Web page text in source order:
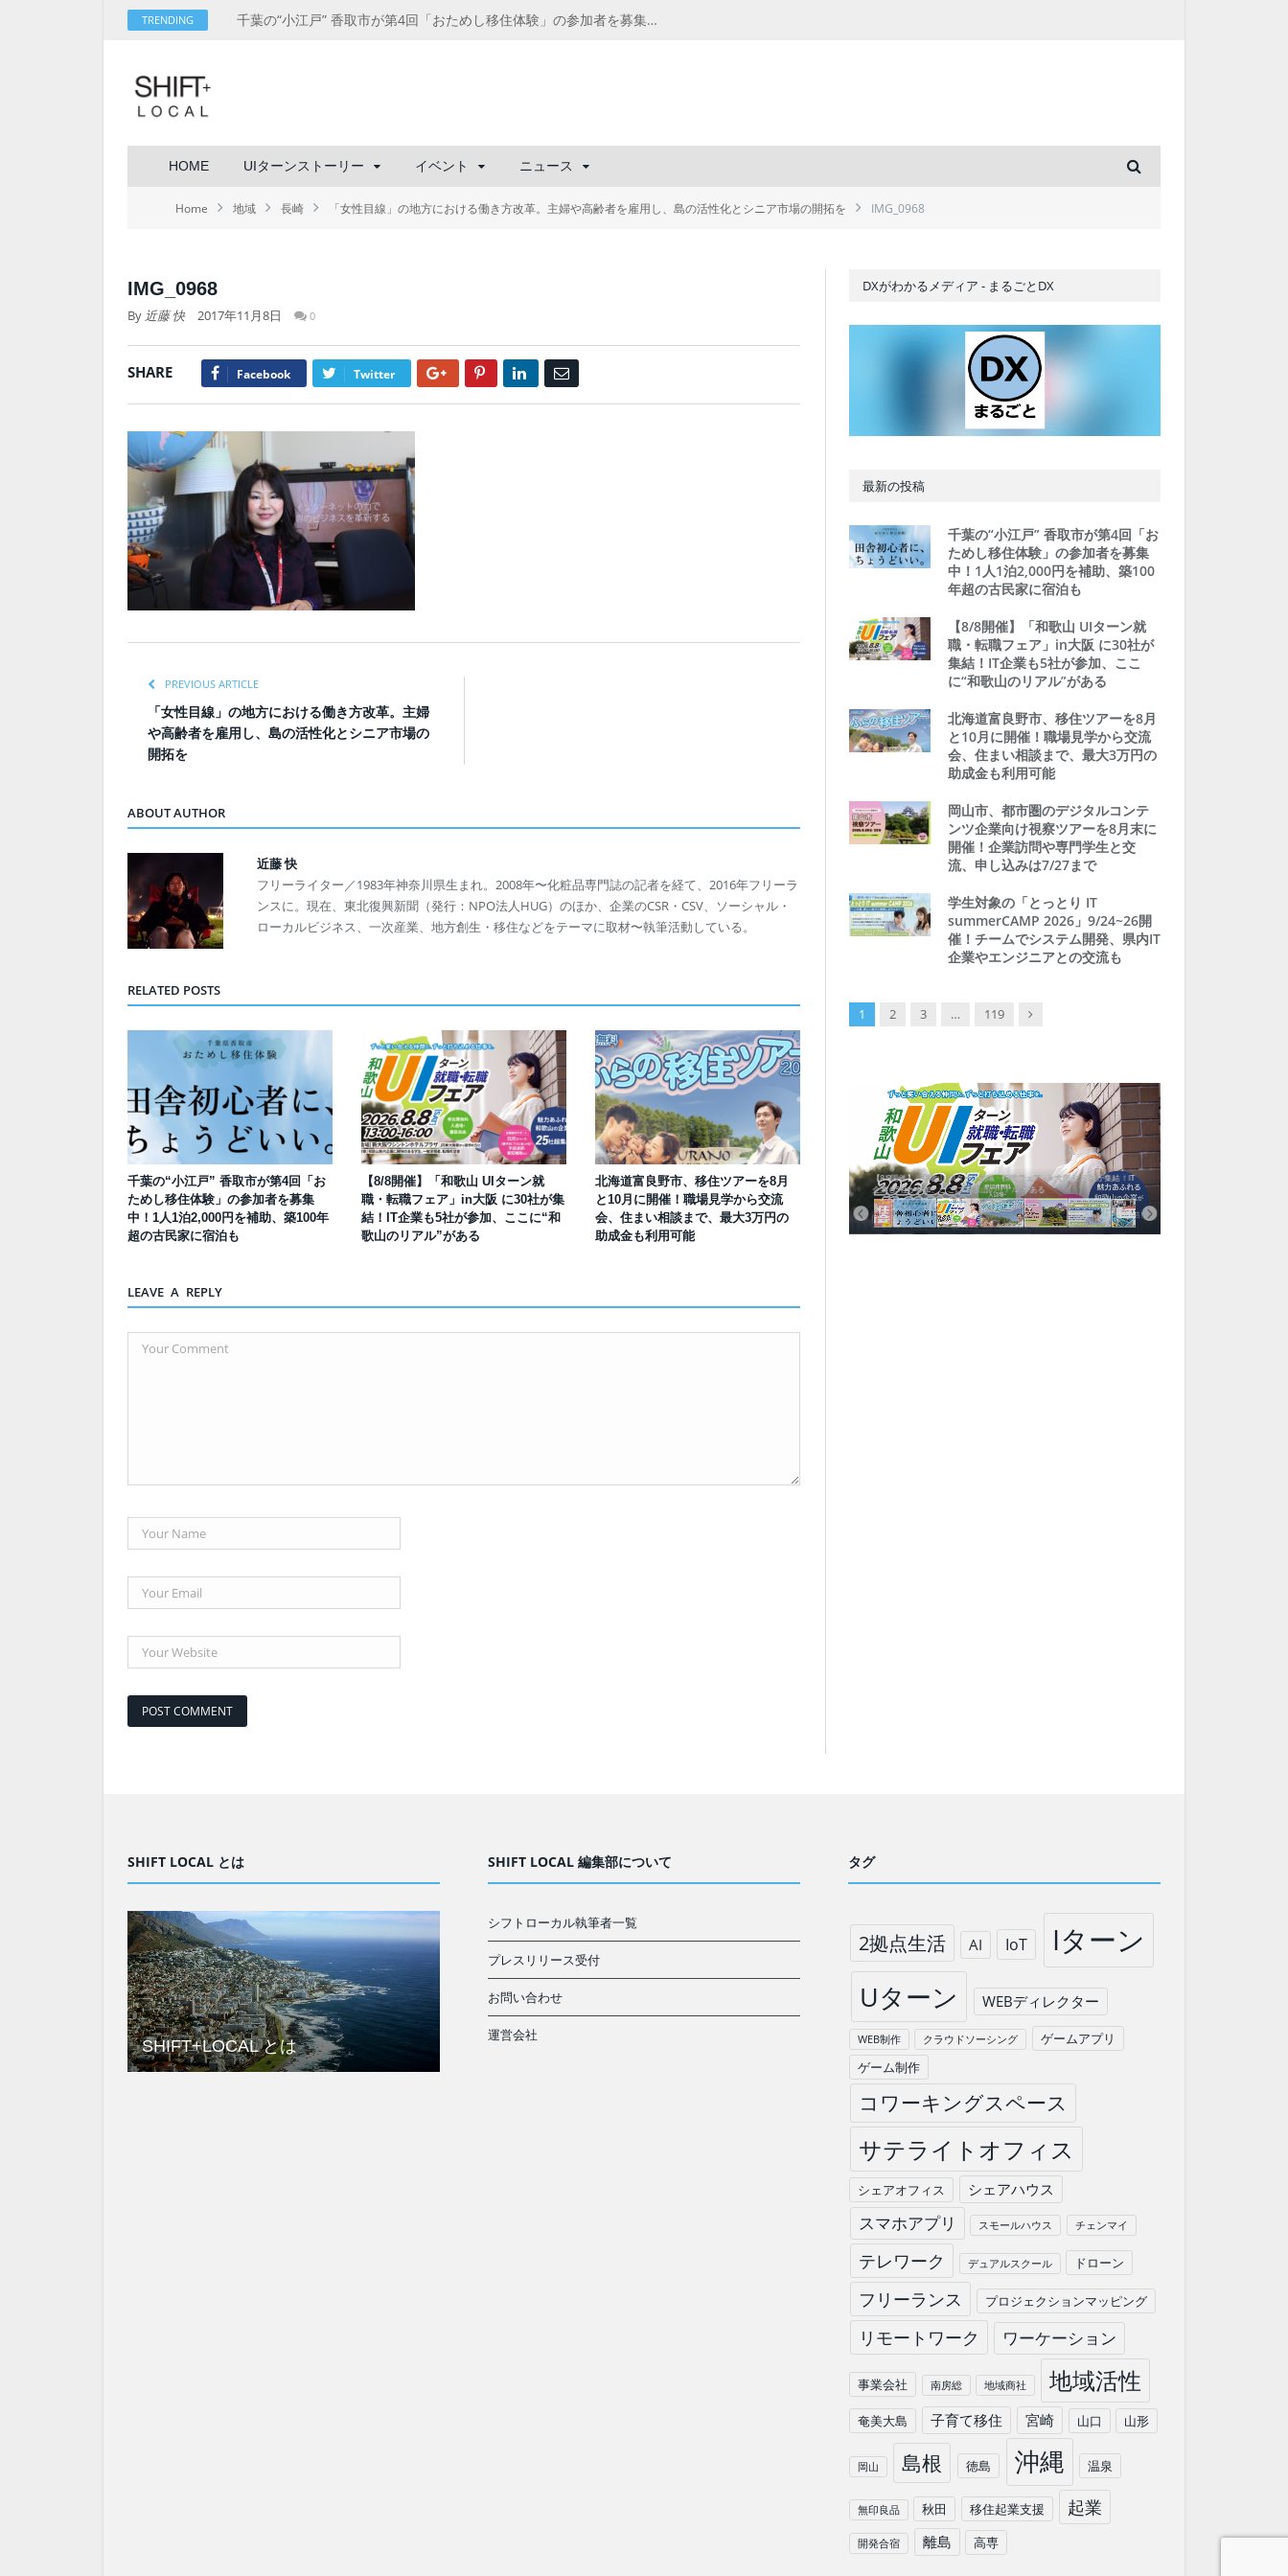
TRENDING 千葉の“小江戸” 香取市が第4回「おためし移住体験」の参加者を募集中！1人1泊2,000円を補助、築100年超の古民家に宿泊も
HOME UIターンストーリー イベント ニュース
Home 地域 長崎 「女性目線」の地方における働き方改革。主婦や高齢者を雇用し、島の活性化とシニア市場の開拓を IMG_0968
IMG_0968
By 近藤 快 2017年11月8日 0
SHARE Facebook Twitter Google+ Pinterest LinkedIn
PREVIOUS ARTICLE
「女性目線」の地方における働き方改革。主婦
や高齢者を雇用し、島の活性化とシニア市場の
開拓を
ABOUT AUTHOR
近藤 快
フリーライター／1983年神奈川県生まれ。2008年〜化粧品専門誌の記者を経て、2016年フリーラ
ンスに。現在、東北復興新聞（発行：NPO法人HUG）のほか、企業のCSR・CSV、ソーシャル・
ローカルビジネス、一次産業、地方創生・移住などをテーマに取材〜執筆活動している。
RELATED POSTS
千葉の“小江戸” 香取市が第4回「お
ためし移住体験」の参加者を募集
中！1人1泊2,000円を補助、築100年
超の古民家に宿泊も
【8/8開催】「和歌山 UIターン就
職・転職フェア」in大阪 に30社が集
結！IT企業も5社が参加、ここに“和
歌山のリアル”がある
北海道富良野市、移住ツアーを8月
と10月に開催！職場見学から交流
会、住まい相談まで、最大3万円の
助成金も利用可能
LEAVE A REPLY
DXがわかるメディア - まるごとDX
最新の投稿
千葉の“小江戸” 香取市が第4回「お
ためし移住体験」の参加者を募集
中！1人1泊2,000円を補助、築100
年超の古民家に宿泊も
【8/8開催】「和歌山 UIターン就
職・転職フェア」in大阪 に30社が
集結！IT企業も5社が参加、ここ
に“和歌山のリアル”がある
北海道富良野市、移住ツアーを8月
と10月に開催！職場見学から交流
会、住まい相談まで、最大3万円の
助成金も利用可能
岡山市、都市圏のデジタルコンテ
ンツ企業向け視察ツアーを8月末に
開催！企業訪問や専門学生と交
流、申し込みは7/27まで
学生対象の「とっとり IT
summerCAMP 2026」9/24~26開
催！チームでシステム開発、県内IT
企業やエンジニアとの交流も
1 2 3 … 119 Next
千葉の“小江戸” 香取市が第4回「おためし移住体験」の参加者を募集中！1
人1泊2,000円を補助、築100年超の古民家に宿泊も
【8/8開催】「和歌山 UIターン就職・転職フェア」in大阪 に30社が集結！IT
企業も5社が参加、ここに“和歌山のリアル”がある
岡山市、都市圏のデジタルコンテンツ企業向け視察ツアーを8月末に開催！
企業訪問や専門学生と交流、申し込みは7/27まで
学生対象の「とっとり IT summerCAMP 2026」9/24~26開催！チームでシ
ステム開発、県内IT企業やエンジニアとの交流も
利用者の45％・100人超が移住！奈良市お試し移住制度、宿のオーナーがナ
ビゲートする新サービス「まち案内」が追加
愛知県西尾市、定住移住サイト「にし推し暮らし」を開設！転出者やファミ
リー層に魅力を発信、データや支援制度も充実
【6/27開催】参加無料！いしかわUIターン大相談会 in大阪 自治体・支援団
体に加え、能美市のソフトウェア開発会社も参戦
【6/20開催】「札幌UIターン就職フェアin東京」に優良企業28社が集結！エ
ンジニア募集のソフトウェア開発企業も複数参加
【6/13開催】島根県内18市町村、IT転職支援機関が大阪に集う移住相談会！
6/6には“人間関係”をテーマにオンラインツアー
SHIFT LOCAL とは
SHIFT+LOCAL とは
SHIFT LOCAL 編集部について
シフトローカル執筆者一覧
プレスリリース受付
お問い合わせ
運営会社
タグ
2拠点生活 AI IoT Iターン
Uターン WEBディレクター
WEB制作 クラウドソーシング
ゲームアプリ
ゲーム制作
コワーキングスペース
サテライトオフィス
シェアオフィス シェアハウス
スマホアプリ スモールハウス チェンマイ
テレワーク デュアルスクール ドローン
フリーランス プロジェクションマッピング
リモートワーク ワーケーション
事業会社 南房総 地域商社 地域活性
奄美大島 子育て移住 宮崎 山口 山形
岡山 島根 徳島 沖縄 温泉
無印良品 秋田 移住起業支援 起業
開発合宿 離島 高専